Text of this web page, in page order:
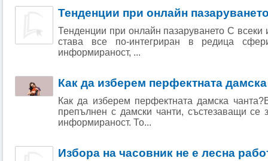
Тенденции при онлайн
Тенденции при онлайн пазаруването С всеки
става все по-интегриран в редица
информираност, ...
Как да изберем перфектната дамска
Как да изберем перфектната дамска
препълнен с дамски чанти, състезаващи се
информираност. То...
Избора на часовник не е лесна